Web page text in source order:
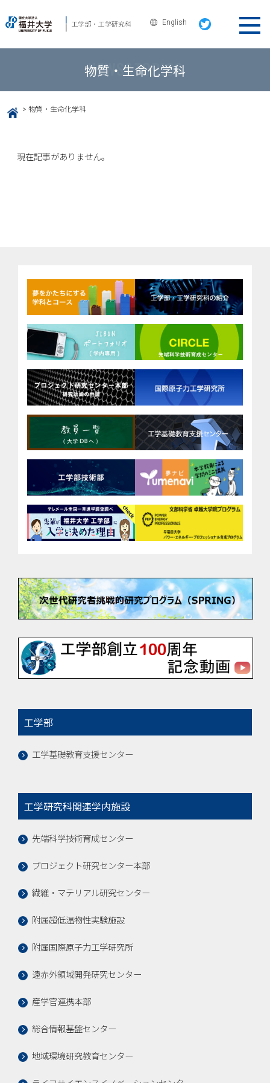
English
物質・生命化学科
HOME > 物質・生命化学科
現在記事がありません。
工学部
工学基礎教育支援センター
工学研究科関連学内施設
先端科学技術育成センター
プロジェクト研究センター本部
繊維・マテリアル研究センター
附属超低温物性実験施設
附属国際原子力工学研究所
遠赤外領域開発研究センター
産学官連携本部
総合情報基盤センター
地域環境研究教育センター